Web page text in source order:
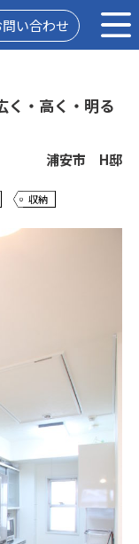
問い合わせ
く・高く・明る
浦安市 H邸
収納